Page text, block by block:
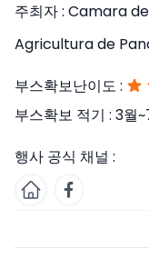
주최자 : Camara
Agricultura de
부스확보난이도 :
부스확보 적기 : 3월
행사 공식 채널 :